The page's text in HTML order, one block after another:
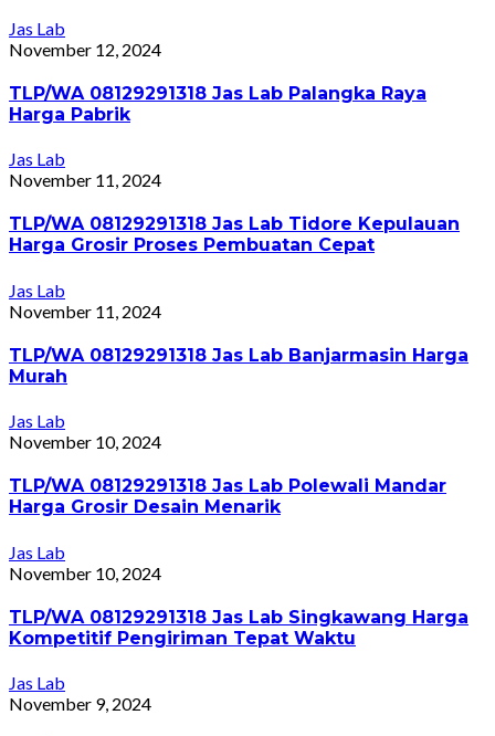
Jas Lab
November 12, 2024
TLP/WA 08129291318 Jas Lab Palangka Raya
Harga Pabrik
Jas Lab
November 11, 2024
TLP/WA 08129291318 Jas Lab Tidore Kepulauan
Harga Grosir Proses Pembuatan Cepat
Jas Lab
November 11, 2024
TLP/WA 08129291318 Jas Lab Banjarmasin Harga
Murah
Jas Lab
November 10, 2024
TLP/WA 08129291318 Jas Lab Polewali Mandar
Harga Grosir Desain Menarik
Jas Lab
November 10, 2024
TLP/WA 08129291318 Jas Lab Singkawang Harga
Kompetitif Pengiriman Tepat Waktu
Jas Lab
November 9, 2024